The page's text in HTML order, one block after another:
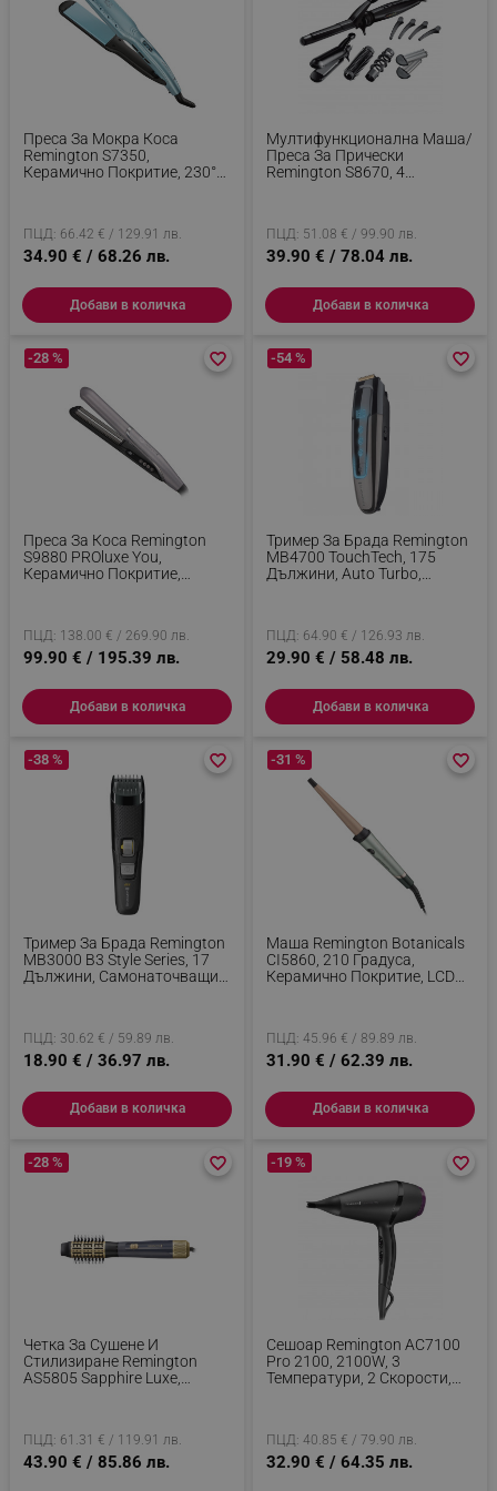
Преса За Мокра Коса
Remington S7350,
Керамично Покритие, 230°C,
ПЦД: 66.42 € / 129.91 лв.
34.90 € / 68.26 лв.
Добави в количка
Мултифункционална Маша/
Преса За Прически
Remington S8670, 4
ПЦД: 51.08 € / 99.90 лв.
39.90 € / 78.04 лв.
Добави в количка
Преса За Коса Remington
S9880 PROluxe You,
Керамично Покритие,
-28 %
ПЦД: 138.00 € / 269.90 лв.
99.90 € / 195.39 лв.
favorite_border
favorite_border
Добави в количка
Тример За Брада Remington
MB4700 TouchTech, 175
Дължини, Auto Turbo,
-54 %
ПЦД: 64.90 € / 126.93 лв.
29.90 € / 58.48 лв.
favorite_border
favorite_border
Добави в количка
Тример За Брада Remington
MB3000 B3 Style Series, 17
Дължини, Самонаточващи
-38 %
ПЦД: 30.62 € / 59.89 лв.
18.90 € / 36.97 лв.
favorite_border
favorite_border
Добави в количка
Маша Remington Botanicals
CI5860, 210 Градуса,
Керамично Покритие, LCD
-31 %
ПЦД: 45.96 € / 89.89 лв.
31.90 € / 62.39 лв.
favorite_border
favorite_border
Добави в количка
Четка За Сушене И
Стилизиране Remington
AS5805 Sapphire Luxe,
Тъмносин
-28 %
ПЦД: 61.31 € / 119.91 лв.
43.90 € / 85.86 лв.
favorite_border
favorite_border
Сешоар Remington AC7100
Pro 2100, 2100W, 3
Температури, 2 Скорости,
-19 %
ПЦД: 40.85 € / 79.90 лв.
32.90 € / 64.35 лв.
favorite_border
favorite_border